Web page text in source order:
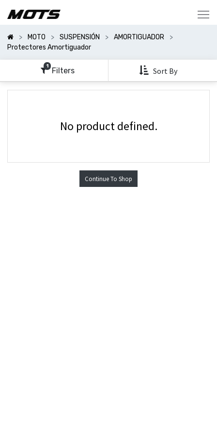
MOTO SUSPENSIÓN
AMORTIGUADOR
Protectores Amortiguador
1 Filters Sort By
Categorías
Mostrar
Opciones
No product defined.
Continue To Shop